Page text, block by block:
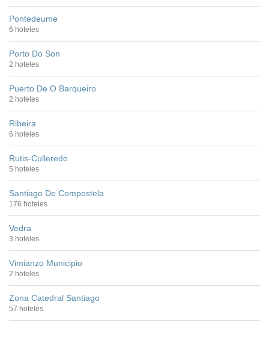
Pontedeume
6 hoteles
Porto Do Son
2 hoteles
Puerto De O Barqueiro
2 hoteles
Ribeira
6 hoteles
Rutis-Culleredo
5 hoteles
Santiago De Compostela
176 hoteles
Vedra
3 hoteles
Vimianzo Municipio
2 hoteles
Zona Catedral Santiago
57 hoteles